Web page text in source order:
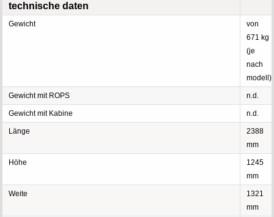
technische daten
Gewicht
von
671 kg
(je
nach
modell)
Gewicht mit ROPS n.d.
Gewicht mit Kabine n.d.
Länge
2388
mm
Höhe
1245
mm
Weite
1321
mm